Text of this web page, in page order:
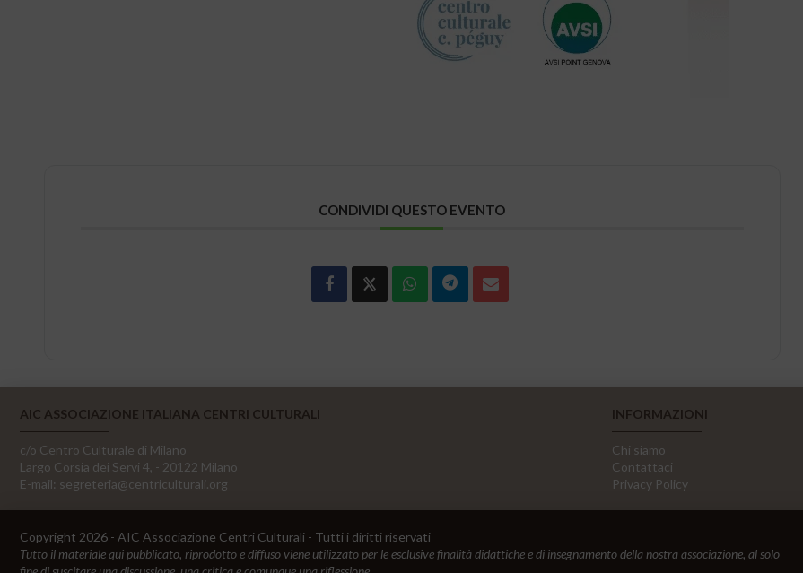
CONDIVIDI QUESTO EVENTO
AIC ASSOCIAZIONE ITALIANA CENTRI CULTURALI
c/o Centro Culturale di Milano
Largo Corsia dei Servi 4, - 20122 Milano
E-mail: segreteria@centriculturali.org
INFORMAZIONI
Chi siamo
Contattaci
Privacy Policy
Copyright 2026 - AIC Associazione Centri Culturali - Tutti i diritti riservati
Tutto il materiale qui pubblicato, riprodotto e diffuso viene utilizzato per le esclusive finalità didattiche e di insegnamento della nostra associazione, al solo